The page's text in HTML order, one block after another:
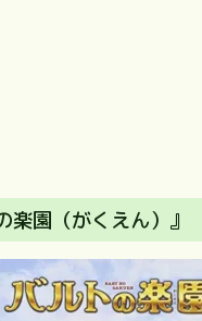
楽園（がくえん）』